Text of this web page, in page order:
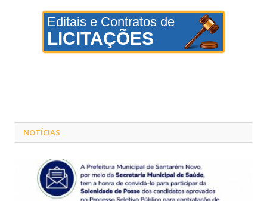
Editais e Contratos de
LICITAÇÕES
NOTÍCIAS